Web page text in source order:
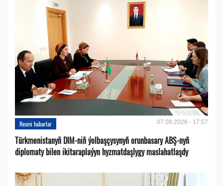
Resmi habarlar 07.08.2026 - 17:57
Türkmenistanyň DIM-niň ýolbaşçysynyň orunbasary ABŞ-nyň
diplomaty bilen ikitaraplaýyn hyzmatdaşlygy maslahatlaşdy